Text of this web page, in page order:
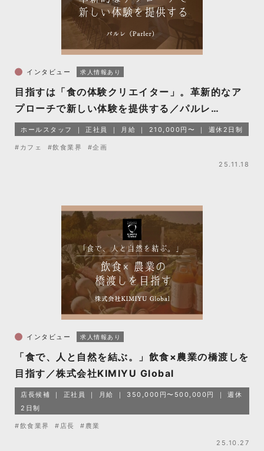
インタビュー 求人情報あり
目指すは「食の体験クリエイター」。革新的なア
プローチで新しい体験を提供する／パルレ
（Parler）
ホールスタッフ 正社員 月給 210,000円〜 週休2日制
#カフェ #飲食業界 #企画
25.11.18
インタビュー 求人情報あり
「食で、人と自然を結ぶ。」飲食×農業の橋渡しを
目指す／株式会社KIMIYU Global
店長候補 正社員 月給 350,000円〜500,000円
週休
2日制
#飲食業界 #店長 #農業
25.10.27